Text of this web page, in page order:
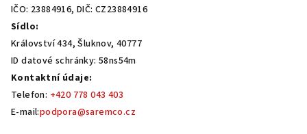
IČO: 23884916, DIČ: CZ23884916
Sídlo:
Království 434, Šluknov, 40777
ID datové schránky: 58ns54m
Kontaktní údaje:
Telefon: +420 778 043 403
E-mail:podpora@saremco.cz